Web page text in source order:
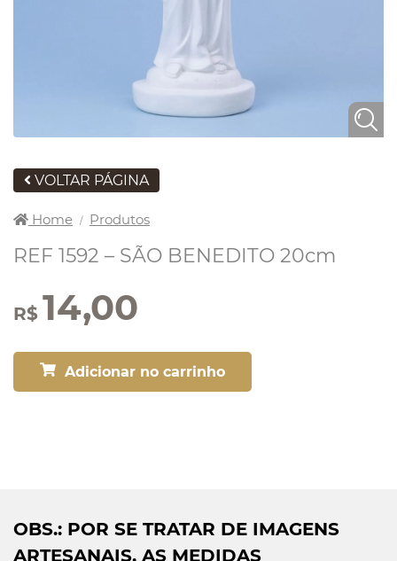
VOLTAR PÁGINA
Home / Produtos
REF 1592 – SÃO BENEDITO 20cm
R$ 14,00
Adicionar no carrinho
OBS.: POR SE TRATAR DE IMAGENS
ARTESANAIS, AS MEDIDAS